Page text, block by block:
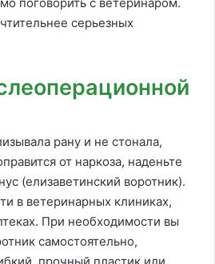
поговорить с ветеринаром.
серьезных
рану и не стонала,
от наркоза, наденьте
(елизаветинский воротник).
в ветеринарных клиниках,
При необходимости вы
самостоятельно,